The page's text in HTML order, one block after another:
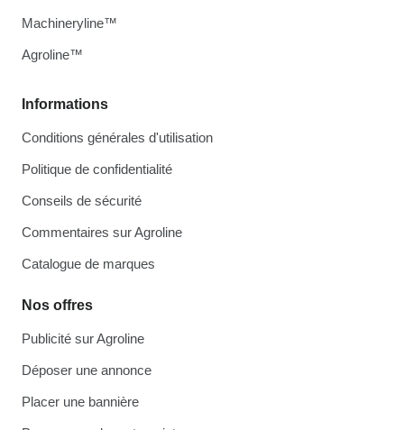
Informations
Conditions générales d'utilisation
Politique de confidentialité
Conseils de sécurité
Commentaires sur Agroline
Catalogue de marques
Nos offres
Publicité sur Agroline
Déposer une annonce
Placer une bannière
Machineryline™
Agroline™